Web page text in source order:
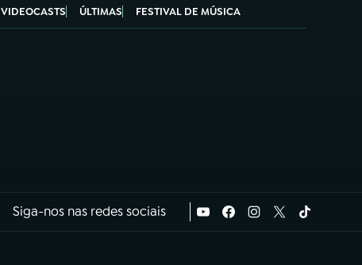
VIDEOCASTS ÚLTIMAS FESTIVAL DE MÚSICA
Siga-nos nas redes sociais